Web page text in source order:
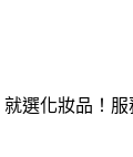
選化妝品！